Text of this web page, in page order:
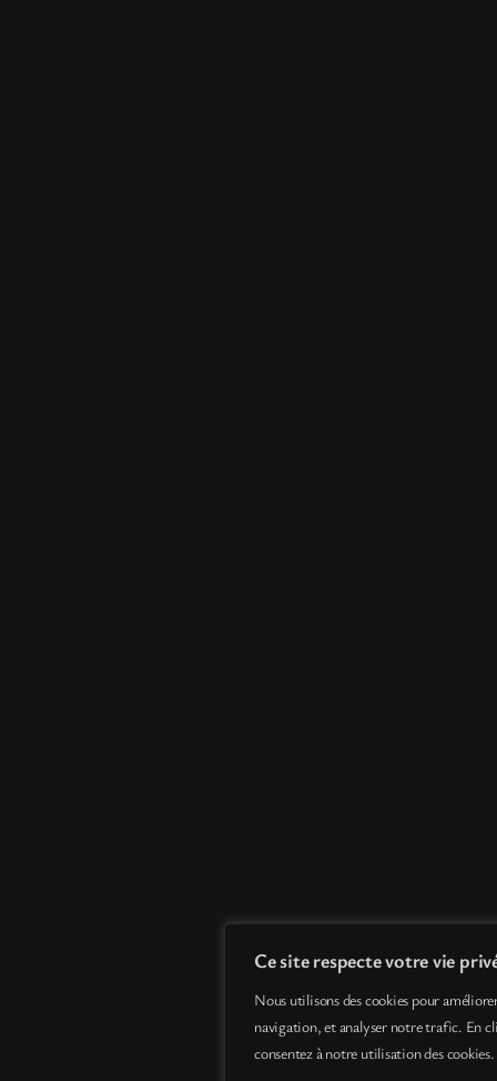
Ce site respecte votre vie
Nous utilisons des cookies pour
navigation, et analyser notre trafic. En
consentez à notre utilisation des cookies.